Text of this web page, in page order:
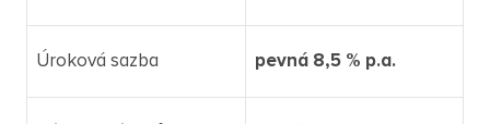
Úroková sazba pevná 8,5 % p.a.